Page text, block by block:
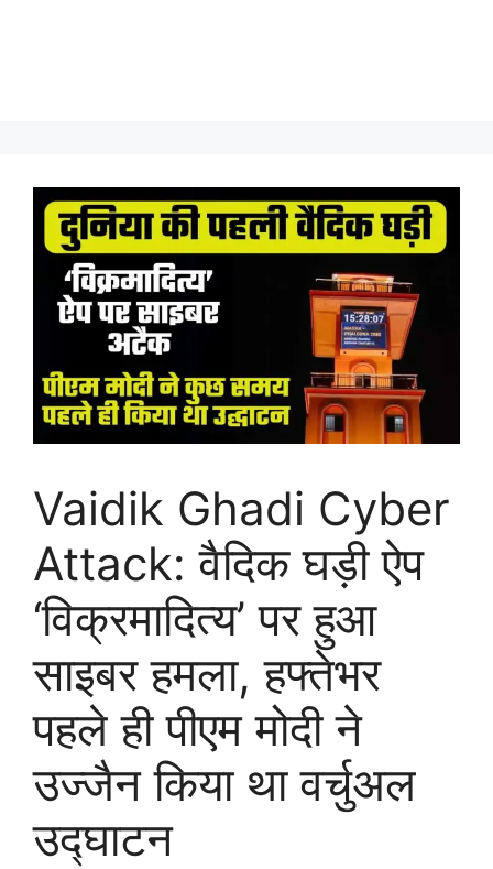
Vaidik Ghadi Cyber
Attack: वैदिक घड़ी ऐप
‘विक्रमादित्य’ पर हुआ
साइबर हमला, हफ्तेभर
पहले ही पीएम मोदी ने
उज्जैन किया था वर्चुअल
उद्घाटन